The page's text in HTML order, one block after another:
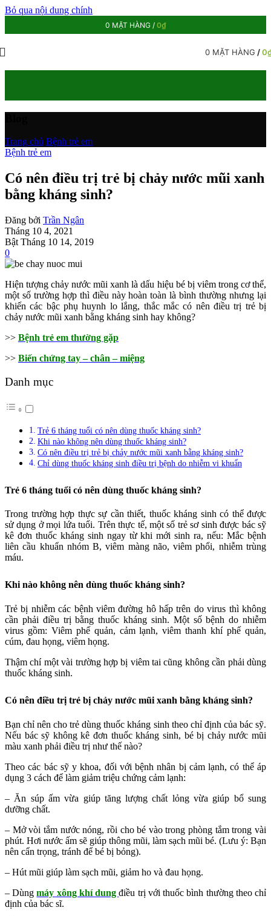
Bỏ qua nội dung chính
0 MẶT HÀNG / 0₫
0 MẶT HÀNG /0
Trang chủ Bệnh trẻ em
Bệnh trẻ em
Có nên điều trị trẻ bị chảy nước mũi xanh
bằng kháng sinh?
Đăng bởi Trần Ngân
Tháng 10 4, 2021
Bật Tháng 10 14, 2019
0
Hiện tượng chảy nước mũi xanh là dấu hiệu bé bị viêm trong cơ thể,
một số trường hợp thì điều này hoàn toàn là bình thường nhưng lại
khiến các bậc phụ huynh lo lắng, thắc mắc có nên điều trị trẻ bị
chảy nước mũi xanh bằng kháng sinh hay không?
>> Bệnh trẻ em thường gặp
>> Biến chứng tay – chân – miệng
Danh mục
Trẻ 6 tháng tuổi có nên dùng thuốc kháng sinh?
Khi nào không nên dùng thuốc kháng sinh?
Có nên điều trị trẻ bị chảy nước mũi xanh bằng kháng sinh?
Chỉ dùng thuốc kháng sinh điều trị bệnh do nhiễm vi khuẩn
Trẻ 6 tháng tuổi có nên dùng thuốc kháng sinh?
Trong trường hợp thực sự cần thiết, thuốc kháng sinh có thể được
sử dụng ở mọi lứa tuổi. Trên thực tế, một số trẻ sơ sinh được bác sỹ
kê đơn thuốc kháng sinh ngay từ khi mới sinh ra, nếu: Mắc bệnh
liên cầu khuẩn nhóm B, viêm màng não, viêm phổi, nhiễm trùng
máu.
Khi nào không nên dùng thuốc kháng sinh?
Trẻ bị nhiễm các bệnh viêm đường hô hấp trên do virus thì không
cần phải điều trị bằng thuốc kháng sinh. Một số bệnh do nhiễm
virus gồm: Viêm phế quản, cảm lạnh, viêm thanh khí phế quản,
cúm, đau họng, viêm họng.
Thậm chí một vài trường hợp bị viêm tai cũng không cần phải dùng
thuốc kháng sinh.
Có nên điều trị trẻ bị chảy nước mũi xanh bằng kháng sinh?
Bạn chỉ nên cho trẻ dùng thuốc kháng sinh theo chỉ định của bác sỹ.
Nếu bác sỹ không kê đơn thuốc kháng sinh, bé bị chảy nước mũi
màu xanh phải điều trị như thế nào?
Theo các bác sỹ y khoa, đối với bệnh nhân bị cảm lạnh, có thể áp
dụng 3 cách để làm giảm triệu chứng cảm lạnh:
– Ăn súp ấm vừa giúp tăng lượng chất lỏng vừa giúp bổ sung
dưỡng chất.
– Mở vòi tắm nước nóng, rồi cho bé vào trong phòng tắm trong vài
phút. Hơi nước ấm sẽ giúp thông mũi, làm sạch mũi bé. (Lưu ý: Bạn
nên cẩn trọng, tránh để bé bị bỏng).
– Hút mũi giúp làm sạch mũi, giảm ho và đau họng.
– Dùngmáy xông khí dungđiều trị với thuốc bình thường theo chỉ
định của bác sĩ.